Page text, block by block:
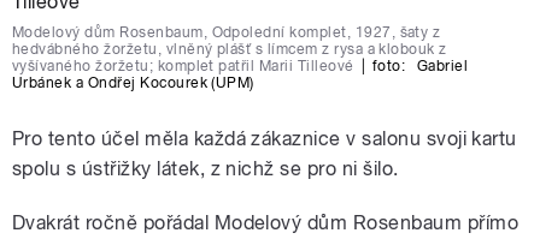
Modelový dům Rosenbaum, Odpolední komplet, 1927, šaty z
hedvábného žoržetu, vlněný plášť s límcem z rysa a klobouk z
vyšívaného žoržetu; komplet patřil Marii Tilleové
foto:
Gabriel
Urbánek a Ondřej Kocourek (UPM)
Pro tento účel měla každá zákaznice v salonu svoji kartu
spolu s ústřižky látek, z nichž se pro ni šilo.
Dvakrát ročně pořádal Modelový dům Rosenbaum přímo